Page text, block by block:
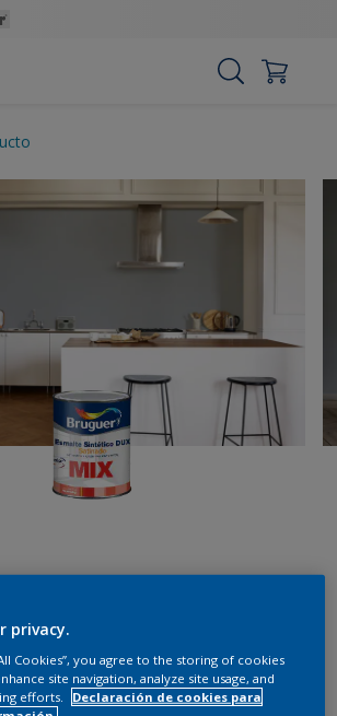
Cambiar de color
privacy.
Cookies”, you agree to the storing of cookies
site navigation, analyze site usage, and
efforts.
Declaración de cookies para